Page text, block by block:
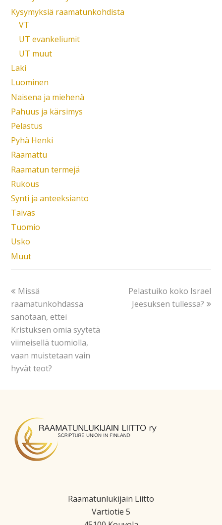
Kysymyksiä raamatunkohdista
VT
UT evankeliumit
UT muut
Laki
Luominen
Naisena ja miehenä
Pahuus ja kärsimys
Pelastus
Pyhä Henki
Raamattu
Raamatun termejä
Rukous
Synti ja anteeksianto
Taivas
Tuomio
Usko
Muut
Missä
raamatunkohdassa
sanotaan, ettei
Kristuksen omia syytetä
viimeisellä tuomiolla,
vaan muistetaan vain
hyvät teot?
Pelastuiko koko Israel
Jeesuksen tullessa?
Raamatunlukijain Liitto
Vartiotie 5